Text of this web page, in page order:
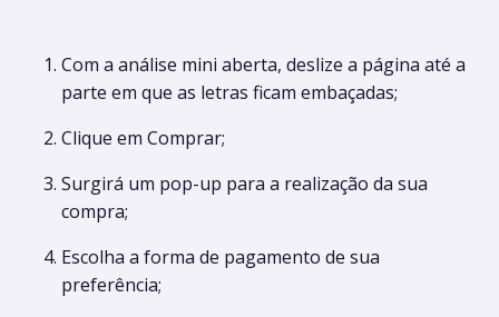
Com a análise mini aberta, deslize a página até a
parte em que as letras ficam embaçadas;
Clique em Comprar;
Surgirá um pop-up para a realização da sua
compra;
Escolha a forma de pagamento de sua
preferência;